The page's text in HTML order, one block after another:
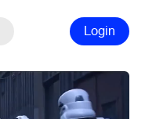
Login